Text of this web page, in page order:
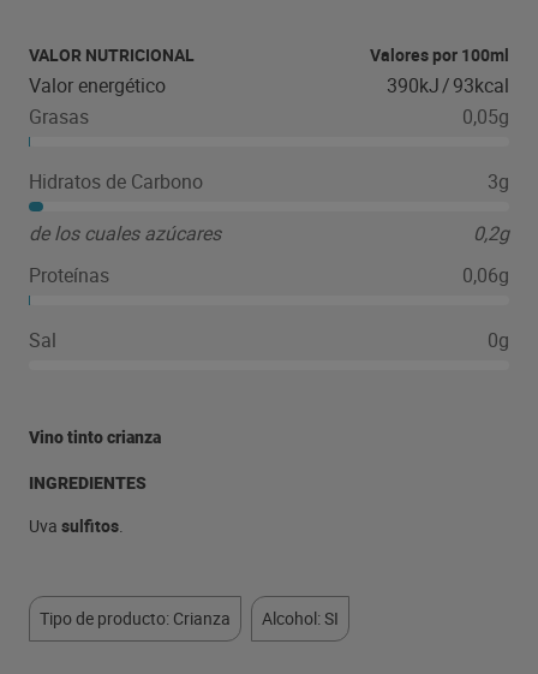
VALOR NUTRICIONAL Valores por 100ml
Valor energético 390kJ/93kcal
Grasas
0,05g
Hidratos de Carbono
3g
de los cuales azúcares
0,2g
Proteínas
0,06g
Sal 0g
Vino tinto crianza
INGREDIENTES
Uva sulfitos.
Tipo de producto: Crianza Alcohol: SI